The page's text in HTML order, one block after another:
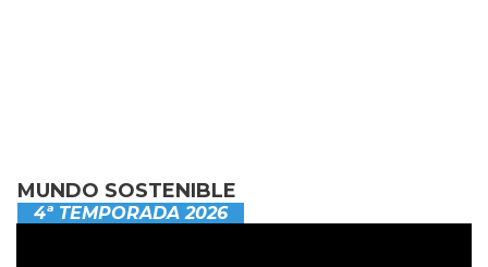
MUNDO SOSTENIBLE
4ª TEMPORADA 2026